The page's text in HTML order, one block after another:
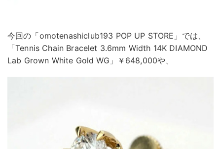
今回の「omotenashiclub193 POP UP STORE」では、
「Tennis Chain Bracelet 3.6mm Width 14K DIAMOND
Lab Grown White Gold WG」￥648,000や、